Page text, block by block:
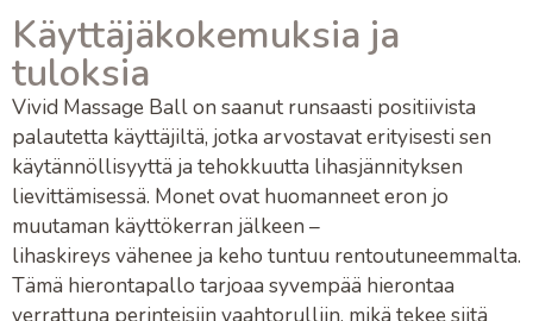
Käyttäjäkokemuksia ja
tuloksia
Vivid Massage Ballon saanut runsaasti positiivista
palautetta käyttäjiltä, jotka arvostavat erityisesti sen
käytännöllisyyttä ja tehokkuutta lihasjännityksen
lievittämisessä. Monet ovat huomanneet eron jo
muutaman käyttökerran jälkeen –
lihaskireys vähenee ja keho tuntuu rentoutuneemmalta.
Tämä hierontapallo tarjoaa syvempää hierontaa
verrattuna perinteisiin vaahtorulliin, mikä tekee siitä